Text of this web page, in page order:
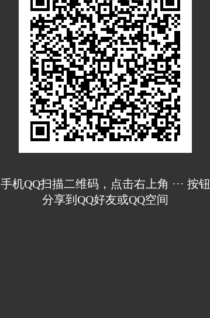
手机QQ扫描二维码，点击右上角 ··· 按钮
分享到QQ好友或QQ空间